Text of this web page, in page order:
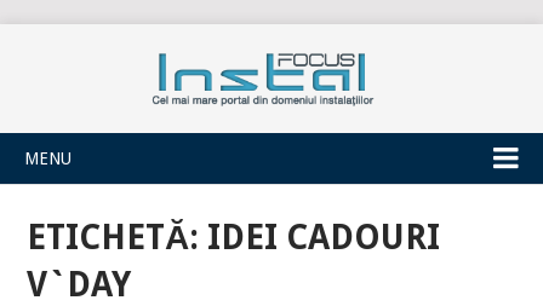
INSTALFOCUS
MENU
ETICHETĂ: IDEI CADOURI
V`DAY